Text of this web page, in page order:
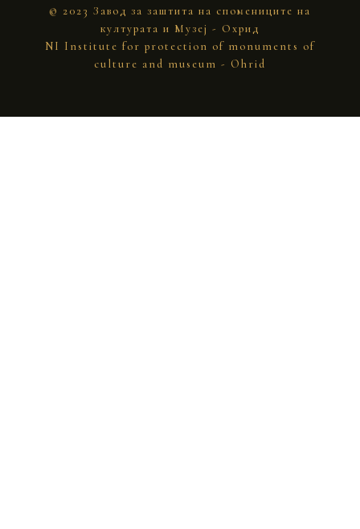
© 2023 Завод за заштита на спомениците на
културата и Музеј - Охрид
NI Institute for protection of monuments of
culture and museum - Ohrid